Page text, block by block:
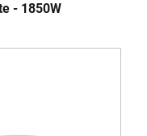
- 1850W